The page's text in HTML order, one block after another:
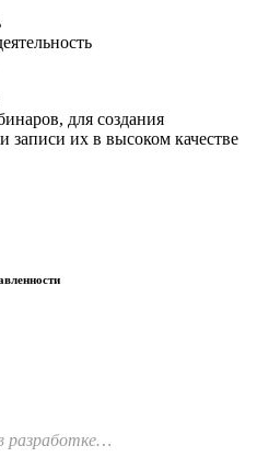
для создания
записи их в высоком качестве
разработке…